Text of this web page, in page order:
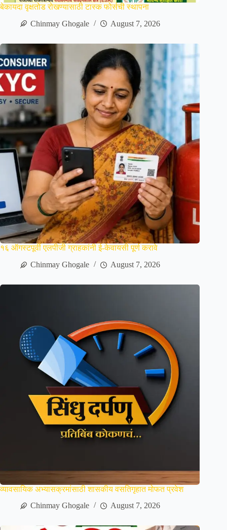
बेकायदा वृक्षतोड रोखण्यासाठी टास्क फोर्सची स्थापना
Chinmay Ghogale
August 7, 2026
१६ ऑगस्टपूर्वी एलपीजी ग्राहकांनी ई-केवायसी पूर्ण करावे
Chinmay Ghogale
August 7, 2026
व्यावसायिक अभ्यासक्रमांसाठी शासकीय वसतिगृहात मोफत प्रवेश
Chinmay Ghogale
August 7, 2026